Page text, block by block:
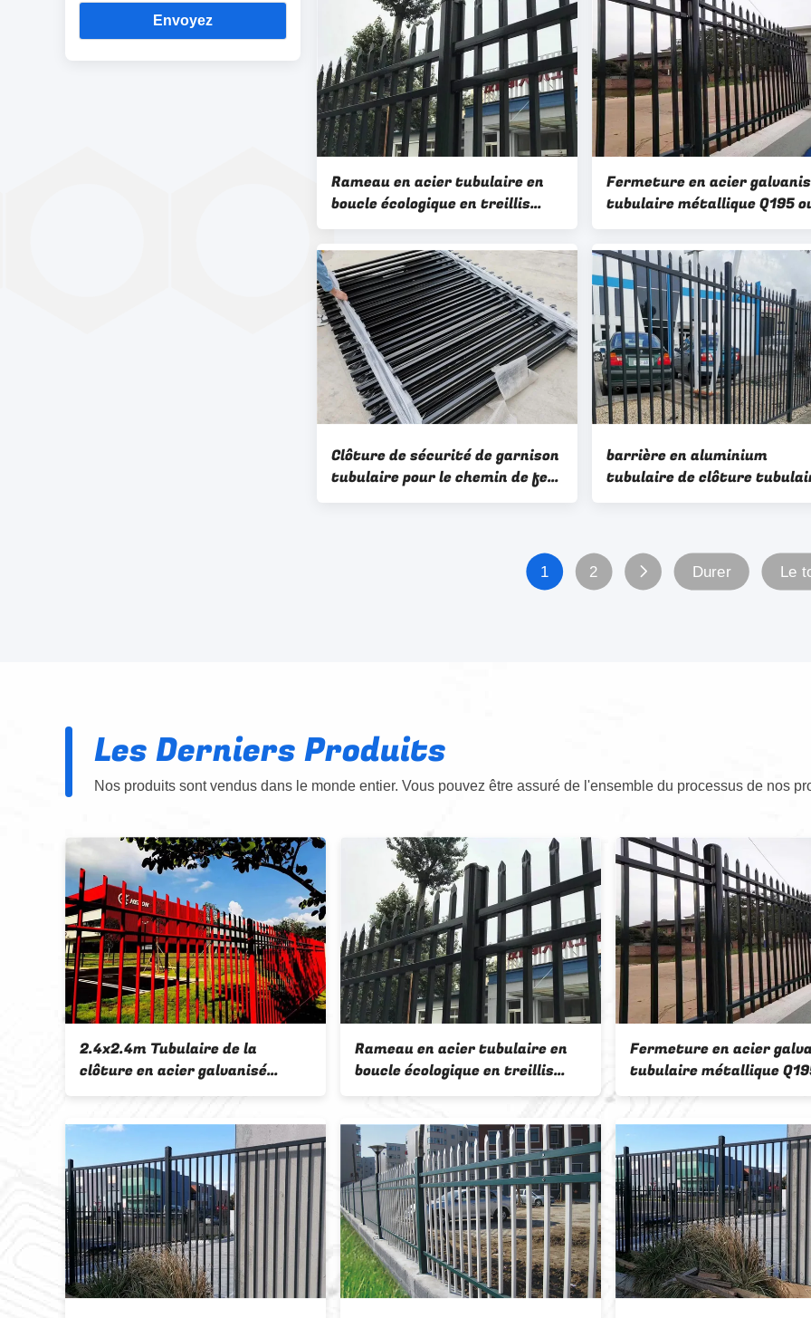
Envoyez
Rameau en acier tubulaire en
boucle écologique en treillis
métallique ornemental
industriel
Fermeture en acier
tubulaire métallique Q195
Q235 enduite en poudre
Clôture de sécurité de garnison
tubulaire pour le chemin de fer
de l'usine scolaire
barrière en aluminium
tubulaire de clôture
en aluminium de clôture de
1 2 Durer Le
Les Derniers Produits
Nos produits sont vendus dans le monde entier. Vous pouvez être assuré de l'ensemble du processus de nos
Panneaux de clôture en acier
tubulaire galvanisé
Pièces de clôture en acier
tubulaire en aluminium en fer
forgé selon vos besoins
Villas 50x50mm
clôture en acier
panneau métallique en